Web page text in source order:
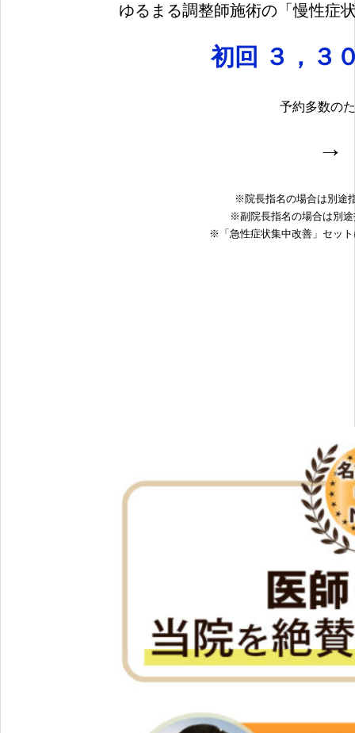
ゆるまる調整師施術の「慢性症
初回 ３，３
予約多数の
→
※院長指名の場合は別途
※副院長指名の場合は別
※「急性症状集中改善」セッ